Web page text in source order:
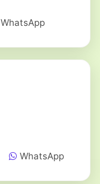
WhatsApp
WhatsApp